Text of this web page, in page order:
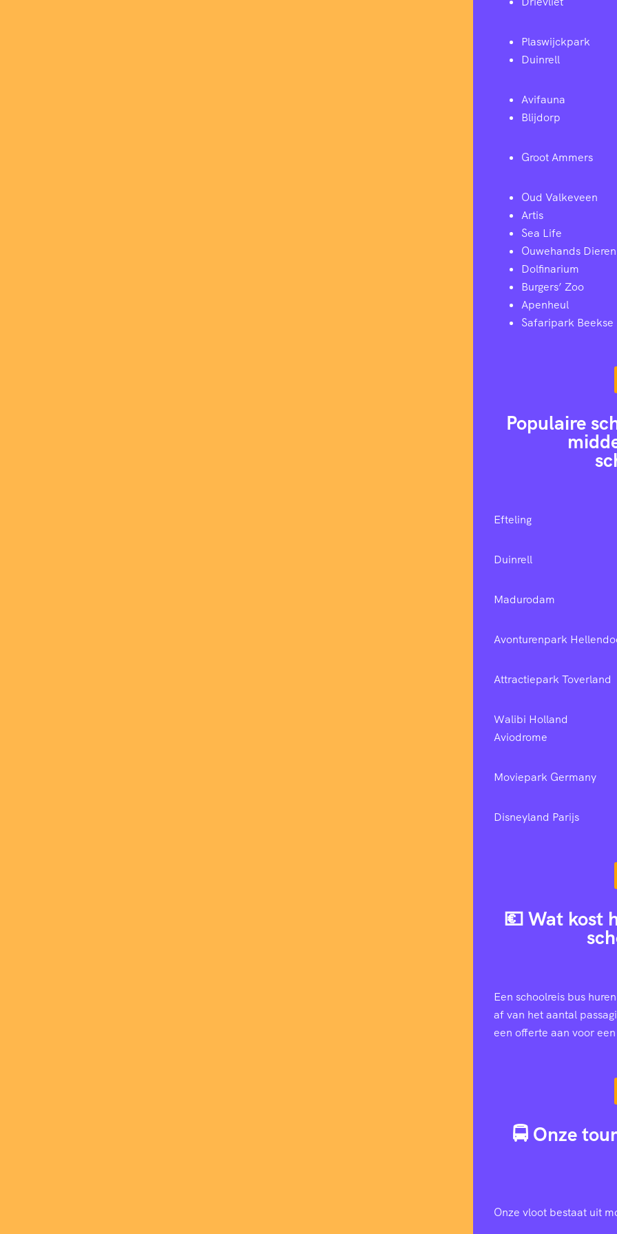
Plaswijckpark
Duinrell
Avifauna
Blijdorp
Groot Ammers
Oud Valkeveen
Artis
Sea Life
Ouwehands
Dolfinarium
Burgers’ Zoo
Apenheul
Safaripark Beekse
Populaire
Efteling
Duinrell
Madurodam
Avonturenpark
Attractiepark Toverland
Walibi Holland
Aviodrome
Moviepark Germany
Disneyland Parijs
💶 Wat kost
Een schoolreis bus
af van het aantal
een offerte aan voor
🚍 Onze
Onze vloot bestaat uit